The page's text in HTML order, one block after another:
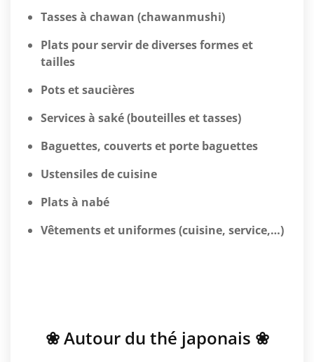
Tasses à chawan (chawanmushi)
Plats pour servir de diverses formes et
tailles
Pots et saucières
Services à saké (bouteilles et tasses)
Baguettes, couverts et porte baguettes
Ustensiles de cuisine
Plats à nabé
Vêtements et uniformes (cuisine, service,…)
❀ Autour du thé japonais ❀